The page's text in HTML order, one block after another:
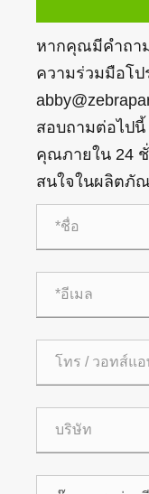
หากคุณมีคำถาม
ความร่วมมือโป
สอบถามต่อไป
คุณภายใน 24
สนใจในผลิตภั